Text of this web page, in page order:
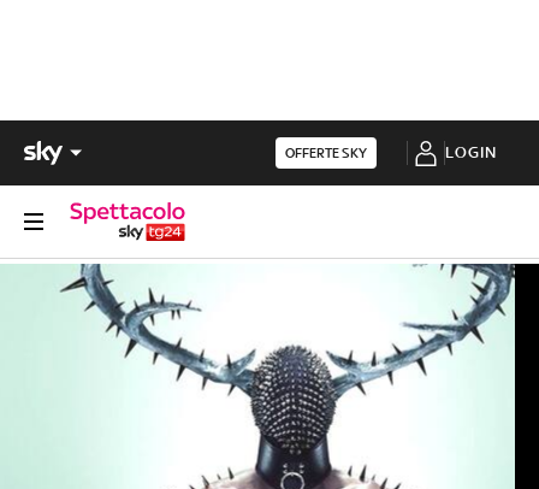
OFFERTE SKY LOGIN